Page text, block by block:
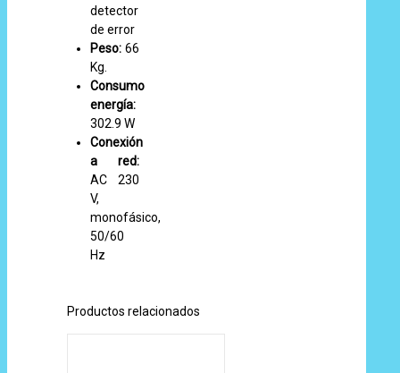
detector
de error
Peso: 66
Kg.
Consumo
energía:
302.9 W
Conexión
a red:
AC 230
V,
monofásico,
50/60
Hz
Productos relacionados